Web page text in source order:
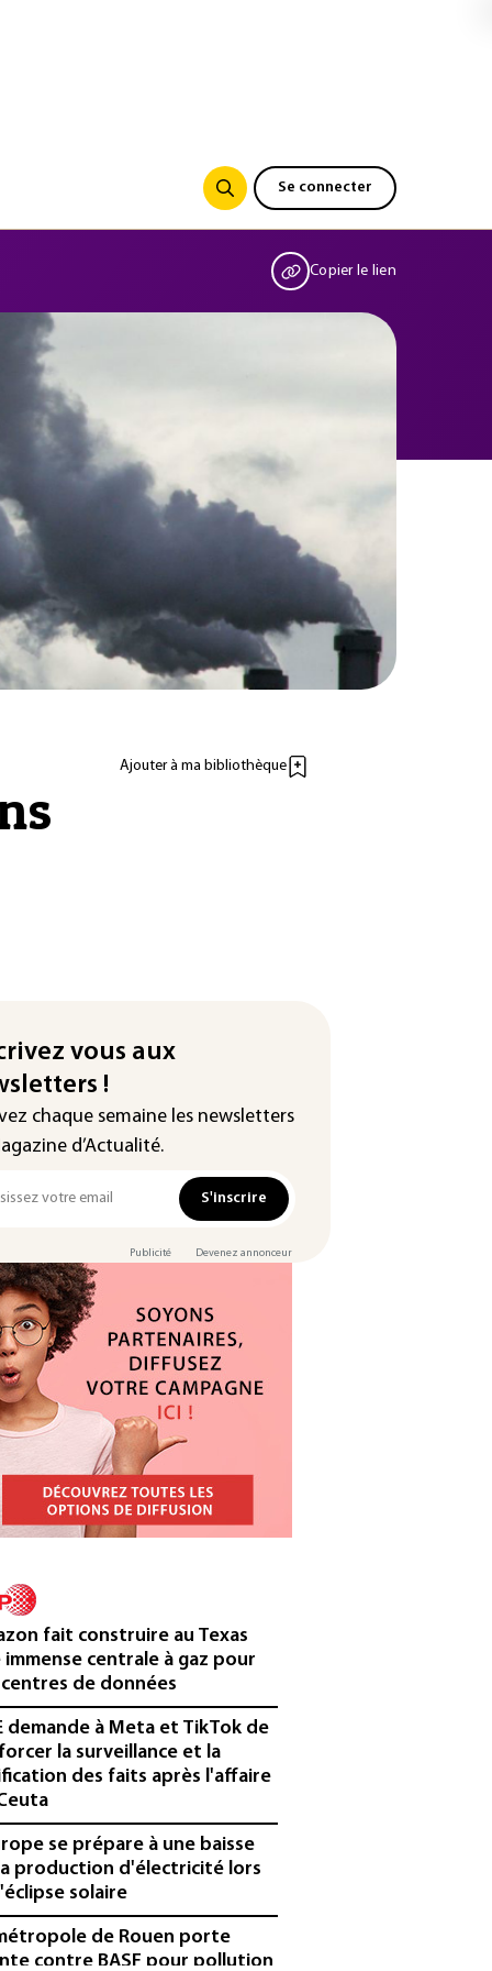
Se connecter
Copier le lien
Ajouter à ma bibliothèque
vous aux
!
chaque semaine les newsletters
d’Actualité.
S'inscrire
Publicité Devenez annonceur
fait construire au Texas
immense centrale à gaz pour
centres de données
demande à Meta et TikTok de
la surveillance et la
des faits après l'affaire
se prépare à une baisse
production d'électricité lors
solaire
de Rouen porte
contre BASF pour pollution